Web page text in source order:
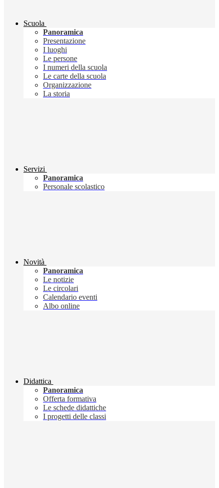
Scuola
Panoramica
Presentazione
I luoghi
Le persone
I numeri della scuola
Le carte della scuola
Organizzazione
La storia
Servizi
Panoramica
Personale scolastico
Novità
Panoramica
Le notizie
Le circolari
Calendario eventi
Albo online
Didattica
Panoramica
Offerta formativa
Le schede didattiche
I progetti delle classi